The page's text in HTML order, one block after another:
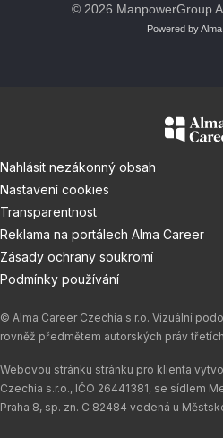
© 2026 ManpowerGroup
Powered by
Nahlásit nezákonný obsah
Nastavení cookies
Transparentnost
Reklama na portálech Alma Career
Zásady ochrany soukromí
Podmínky používání
© Alma Career Czechia s.r.o. Vizuální
rovněž předmětem autorských práv
Webovou stránku stránku pro klienta
Czechia s.r.o., IČO 26441381, se sídlem
Praha 8, sp. zn. C 82484 vedená u